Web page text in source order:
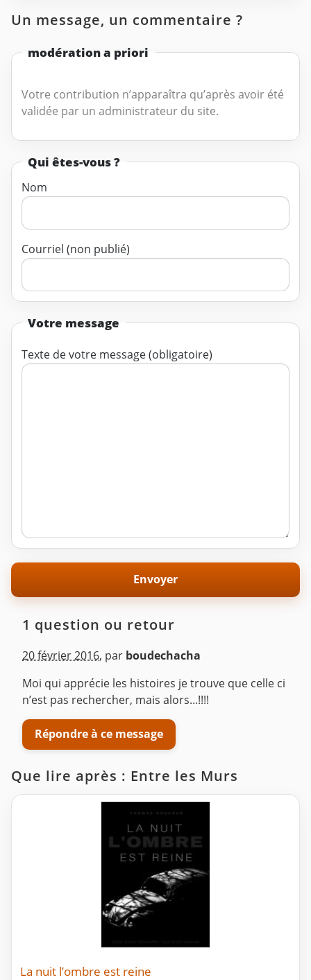
Un message, un commentaire ?
modération a priori
Votre contribution n’apparaîtra qu’après avoir été
validée par un administrateur du site.
Qui êtes-vous ?
Nom
Courriel (non publié)
Votre message
Texte de votre message (obligatoire)
1 question ou retour
20 février 2016, par boudechacha
Moi qui apprécie les histoires je trouve que celle ci
n’est pas rechercher, mais alors...!!!!
Répondre à ce message
Que lire après : Entre les Murs
La nuit l’ombre est reine